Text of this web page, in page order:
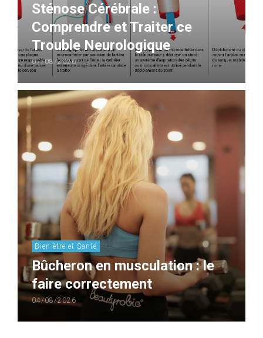
Sténose Cérébrale :
Comprendre et Traiter ce
Trouble Neurologique
07/08/2026
Bien-être et Santé
Bûcheron en musculation : le
faire correctement
04/08/2026